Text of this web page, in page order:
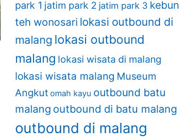
park 1 jatim park 2 jatim park 3 kebun
teh wonosari lokasi outbound di
malang lokasi outbound
malang lokasi wisata di malang
lokasi wisata malang Museum
Angkut omah kayu outbound batu
malang outbound di batu malang
outbound di malang